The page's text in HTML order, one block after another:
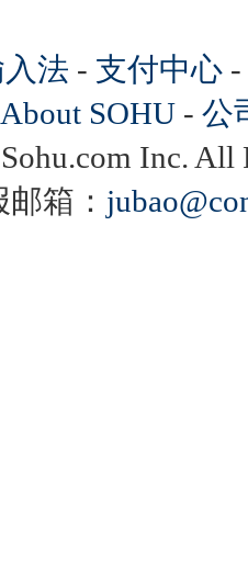
法 - 支付中心 -
About SOHU - 公
Inc.
箱：